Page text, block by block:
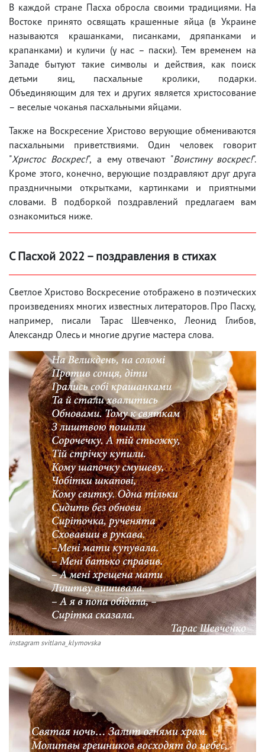
В каждой стране Пасха обросла своими традициями. На
Востоке принято освящать крашенные яйца (в Украине
называются крашанками, писанками, дряпанками и
крапанками) и куличи (у нас – паски). Тем временем на
Западе бытуют такие символы и действия, как поиск
детьми яиц, пасхальные кролики, подарки.
Объединяющим для тех и других является христосование
– веселые чоканья пасхальными яйцами.
Также на Воскресение Христово верующие обмениваются
пасхальными приветствиями. Один человек говорит
"Христос Воскрес!", а ему отвечают "Воистину воскрес!".
Кроме этого, конечно, верующие поздравляют друг друга
праздничными открытками, картинками и приятными
словами. В подборкой поздравлений предлагаем вам
ознакомиться ниже.
С Пасхой 2022 – поздравления в стихах
Светлое Христово Воскресение отображено в поэтических
произведениях многих известных литераторов. Про Пасху,
например, писали Тарас Шевченко, Леонид Глибов,
Александр Олесь и многие другие мастера слова.
instagram svitlana_klymovska